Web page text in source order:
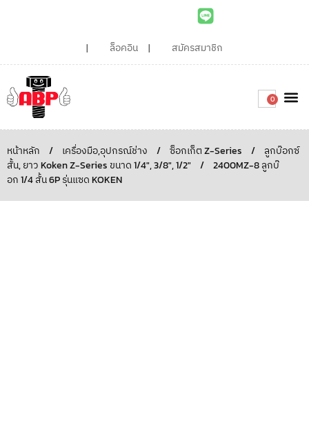
ล็อคอิน สมัครสมาชิก
0
หน้าหลัก / เครื่องมือ,อุปกรณ์ช่าง / ซ็อกเก็ต Z-Series /
ลูกบ๊อกซ์
สั้น, ยาว Koken Z-Series ขนาด 1/4", 3/8", 1/2"
/
2400MZ-8 ลูกบ๊
อก 1/4 สั้น 6P รุ่นแซด KOKEN